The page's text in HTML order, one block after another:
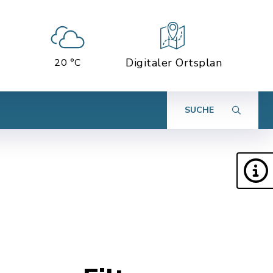
20 °C Digitaler Ortsplan
SUCHE